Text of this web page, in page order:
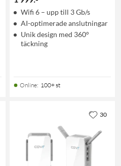
Wifi 6 – upp till 3 Gb/s
AI-optimerade anslutningar
Unik design med 360°
täckning
Online: 100+ st
30